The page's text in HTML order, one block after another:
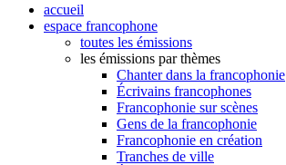
accueil
espace francophone
toutes les émissions
les émissions par thèmes
Chanter dans la francophonie
Écrivains francophones
Francophonie sur scènes
Gens de la francophonie
Francophonie en création
Tranches de ville